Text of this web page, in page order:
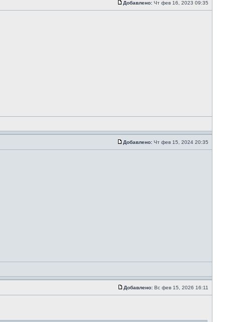
Добавлено: Чт фев 16, 2023 09:35
Добавлено: Чт фев 15, 2024 20:35
Добавлено: Вс фев 15, 2026 16:11